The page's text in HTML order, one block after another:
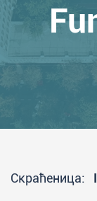
Скраћеница: